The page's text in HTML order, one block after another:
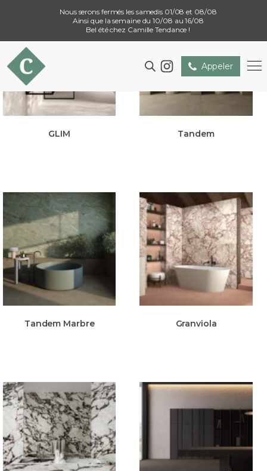
Nous serons fermés les samedis 01/08 et 08/08
Ainsi que la semaine du 10/08 au 16/08
Bel été chez Camille Tendance !
Appeler
GLIM Tandem
Tandem Marbre Granviola